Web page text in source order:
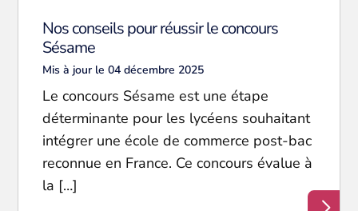
Nos conseils pour réussir le concours
Sésame
Mis à jour le 04 décembre 2025
Le concours Sésame est une étape
déterminante pour les lycéens souhaitant
intégrer une école de commerce post-bac
reconnue en France. Ce concours évalue à
la […]